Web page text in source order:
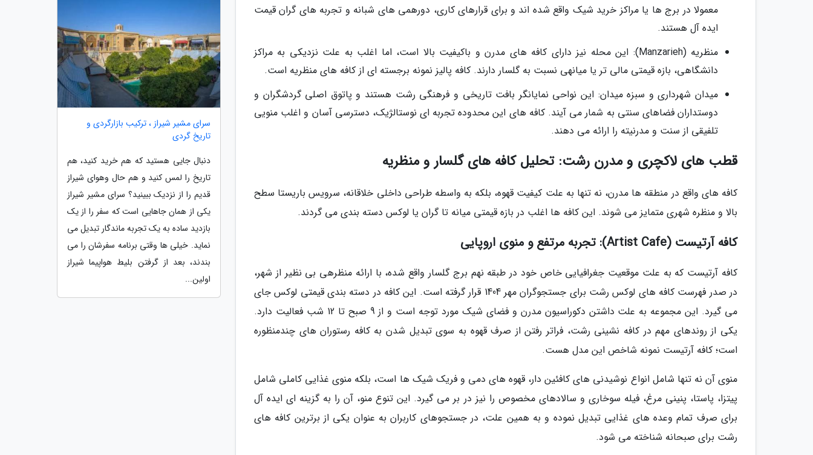
معمولا در برج ها یا مراکز خرید شیک واقع شده اند و برای قرارهای کاری، دورهمی های شبانه و تجربه های گران قیمت
ایده آل هستند.
منظریه (Manzarieh): این محله نیز دارای کافه های مدرن و باکیفیت بالا است، اما اغلب به علت نزدیکی به مراکز
دانشگاهی، بازه قیمتی مالی تر یا میانهی نسبت به گلسار دارند. کافه پالیز نمونه برجسته ای از کافه های منظریه است.
میدان شهرداری و سبزه میدان: این نواحی نمایانگر بافت تاریخی و فرهنگی رشت هستند و پاتوق اصلی گردشگران و
دوستداران فضاهای سنتی به شمار می آیند. کافه های این محدوده تجربه ای نوستالژیک، دسترسی آسان و اغلب منویی
تلفیقی از سنت و مدرنیته را ارائه می دهند.
قطب های لاکچری و مدرن رشت: تحلیل کافه های گلسار و منظریه
کافه های واقع در منطقه ها مدرن، نه تنها به علت کیفیت قهوه، بلکه به واسطه طراحی داخلی خلاقانه، سرویس باریستا سطح
بالا و منظره شهری متمایز می شوند. این کافه ها اغلب در بازه قیمتی میانه تا گران یا لوکس دسته بندی می گردند.
کافه آرتیست (Artist Cafe): تجربه مرتفع و منوی اروپایی
کافه آرتیست که به علت موقعیت جغرافیایی خاص خود در طبقه نهم برج گلسار واقع شده، با ارائه منظرهی بی نظیر از شهر،
در صدر فهرست کافه های لوکس رشت برای جستجوگران مهر 1404 قرار گرفته است. این کافه در دسته بندی قیمتی لوکس جای
می گیرد. این مجموعه به علت داشتن دکوراسیون مدرن و فضای شیک مورد توجه است و از 9 صبح تا 12 شب فعالیت دارد.
یکی از روندهای مهم در کافه نشینی رشت، فراتر رفتن از صرف قهوه به سوی تبدیل شدن به کافه رستوران های چندمنظوره
است؛ کافه آرتیست نمونه شاخص این مدل هست.
منوی آن نه تنها شامل انواع نوشیدنی های کافئین دار، قهوه های دمی و فریک شیک ها است، بلکه منوی غذایی کاملی شامل
پیتزا، پاستا، پنینی مرغ، فیله سوخاری و سالادهای مخصوص را نیز در بر می گیرد. این تنوع منو، آن را به گزینه ای ایده آل
برای صرف تمام وعده های غذایی تبدیل نموده و به همین علت، در جستجوهای کاربران به عنوان یکی از برترین کافه های
رشت برای صبحانه شناخته می شود.
سرای مشیر شیراز ، ترکیب بازارگردی و
تاریخ گردی
دنبال جایی هستید که هم خرید کنید، هم
تاریخ را لمس کنید و هم حال وهوای شیراز
قدیم را از نزدیک ببینید؟ سرای مشیر شیراز
یکی از همان جاهایی است که سفر را از یک
بازدید ساده به یک تجربه ماندگار تبدیل می
نماید. خیلی ها وقتی برنامه سفرشان را می
بندند، بعد از گرفتن بلیط هواپیما شیراز
اولین...